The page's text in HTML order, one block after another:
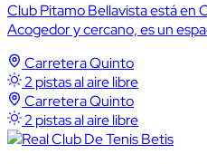
Club Pitamo Bellavista está en
Acogedor y cercano, es un
Carretera Quinto
2 pistas al aire libre
Carretera Quinto
2 pistas al aire libre